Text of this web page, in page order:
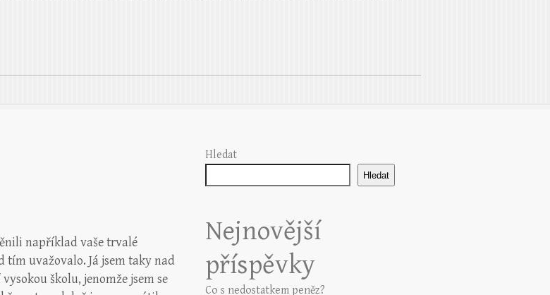
například vaše trvalé
tím uvažovalo. Já jsem taky nad
školu, jenomže jsem se
Hledat
Hledat
Nejnovější
příspěvky
Co s nedostatkem peněz?